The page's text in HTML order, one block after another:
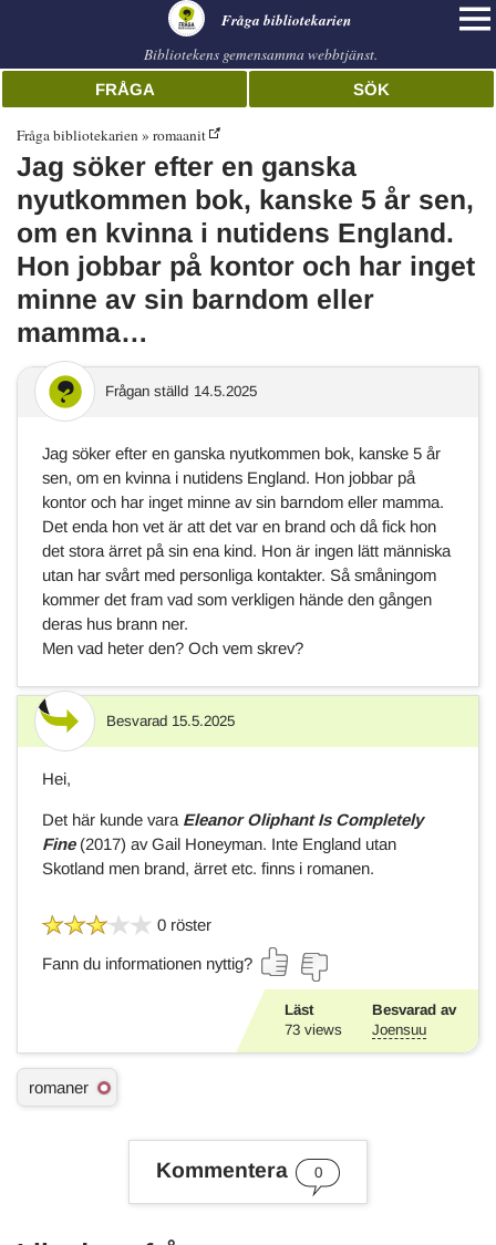
Fråga bibliotekarien
Bibliotekens gemensamma webbtjänst.
FRÅGA SÖK
Fråga bibliotekarien romaanit
Jag söker efter en ganska
nyutkommen bok, kanske 5 år sen,
om en kvinna i nutidens England.
Hon jobbar på kontor och har inget
minne av sin barndom eller
mamma…
Frågan ställd 14.5.2025
Jag söker efter en ganska nyutkommen bok, kanske 5 år
sen, om en kvinna i nutidens England. Hon jobbar på
kontor och har inget minne av sin barndom eller mamma.
Det enda hon vet är att det var en brand och då fick hon
det stora ärret på sin ena kind. Hon är ingen lätt människa
utan har svårt med personliga kontakter. Så småningom
kommer det fram vad som verkligen hände den gången
deras hus brann ner.
Men vad heter den? Och vem skrev?
Svar Besvarad 15.5.2025
Hei,
Det här kunde vara Eleanor Oliphant Is Completely
Fine (2017) av Gail Honeyman. Inte England utan
Skotland men brand, ärret etc. finns i romanen.
0 röster
Fann du informationen nyttig?
Läst
73 views
Besvarad av
Joensuu
Ä
m
romaner
Kommentera 0